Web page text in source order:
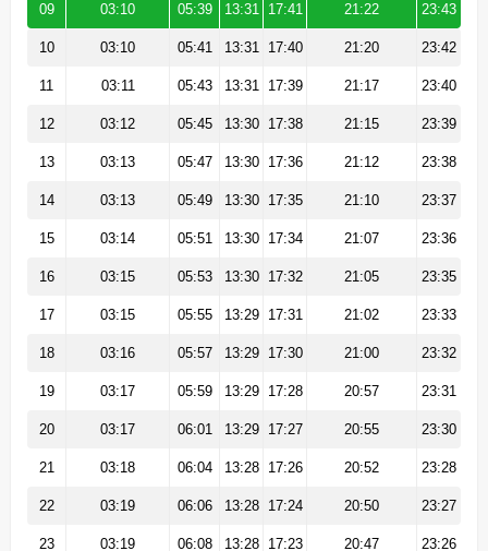
09 03:10 05:39 13:31 17:41 21:22 23:43
10 03:10 05:41 13:31 17:40 21:20 23:42
11 03:11 05:43 13:31 17:39 21:17 23:40
12 03:12 05:45 13:30 17:38 21:15 23:39
13 03:13 05:47 13:30 17:36 21:12 23:38
14 03:13 05:49 13:30 17:35 21:10 23:37
15 03:14 05:51 13:30 17:34 21:07 23:36
16 03:15 05:53 13:30 17:32 21:05 23:35
17 03:15 05:55 13:29 17:31 21:02 23:33
18 03:16 05:57 13:29 17:30 21:00 23:32
19 03:17 05:59 13:29 17:28 20:57 23:31
20 03:17 06:01 13:29 17:27 20:55 23:30
21 03:18 06:04 13:28 17:26 20:52 23:28
22 03:19 06:06 13:28 17:24 20:50 23:27
23 03:19 06:08 13:28 17:23 20:47 23:26